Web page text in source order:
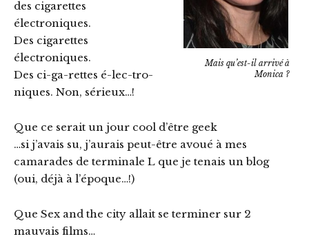
Mais qu’est-il arrivé à
Monica ?
des cigarettes
électroniques.
Des cigarettes
électroniques.
Des ci-ga-rettes é-lec-tro-
niques. Non, sérieux…!
Que ce serait un jour cool d’être geek
…si j’avais su, j’aurais peut-être avoué à mes
camarades de terminale L que je tenais un blog
(oui, déjà à l’époque…!)
Que Sex and the city allait se terminer sur 2
mauvais films…